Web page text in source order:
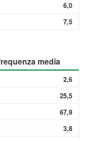
6,0
7,5
media
2,6
25,5
67,9
3,8